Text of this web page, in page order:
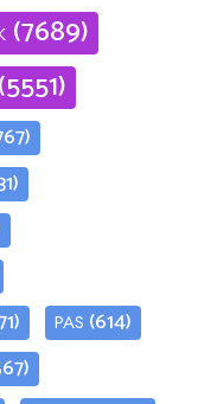
(7689)
(5551)
PAS (614)